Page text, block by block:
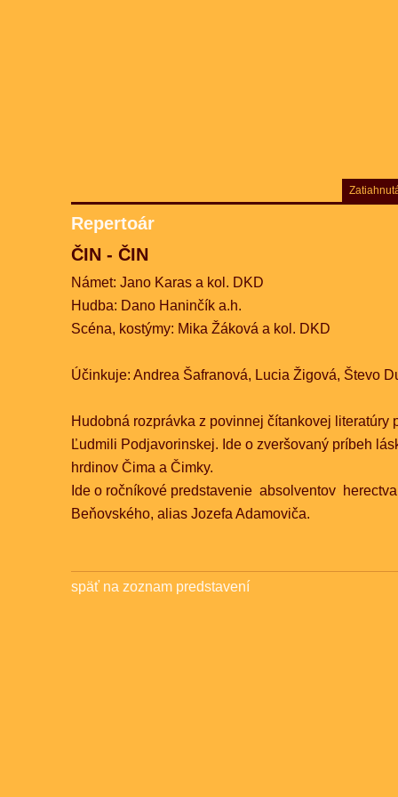
Repertoár
ČIN - ČIN
Námet: Jano Karas a kol. DKD
Hudba: Dano Haninčík a.h.
Scéna, kostýmy: Mika Žáková a kol. DKD
Účinkuje: Andrea Šafranová, Lucia Žigová, Števo
Hudobná rozprávka z povinnej čítankovej literatúry
Ľudmili Podjavorinskej. Ide o zveršovaný príbeh
hrdinov Čima a Čimky.
Ide o ročníkové predstavenie absolventov
Beňovského, alias Jozefa Adamoviča.
späť na zoznam predstavení